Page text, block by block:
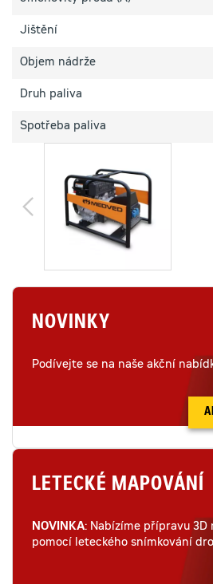
Jištění
Objem nádrže
Druh paliva
Spotřeba paliva
NOVINKY
Podívejte se na naše akční
LETECKÉ MAPOVÁNÍ
NOVINKA: Nabízíme přípravu 3D
pomocí leteckého snímkování